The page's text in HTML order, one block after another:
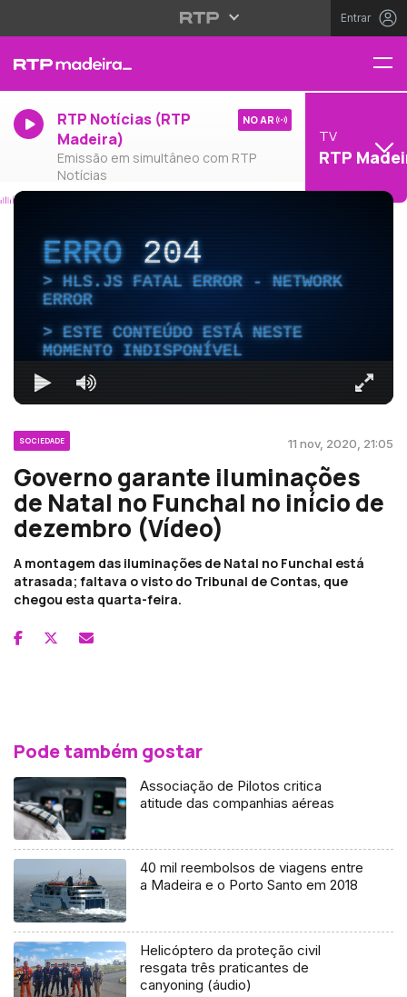
Entrar
RTP Notícias (RTP
Madeira)
Emissão em simultâneo com RTP
Notícias
NO AR
TV
RTP
ERRO204
HLS.JS FATAL ERROR - NETWORK
ERROR
ESTE CONTEÚDO ESTÁ NESTE
MOMENTO INDISPONÍVEL
SOCIEDADE 11 nov, 2020, 21:05
Governo garante iluminações
de Natal no Funchal no início de
dezembro (Vídeo)
A montagem das iluminações de Natal no Funchal está
atrasada; faltava o visto do Tribunal de Contas, que
chegou esta quarta-feira.
Pode também gostar
Associação de Pilotos critica
atitude das companhias aéreas
40 mil reembolsos de viagens entre
a Madeira e o Porto Santo em 2018
Helicóptero da proteção civil
resgata três praticantes de
canyoning (áudio)